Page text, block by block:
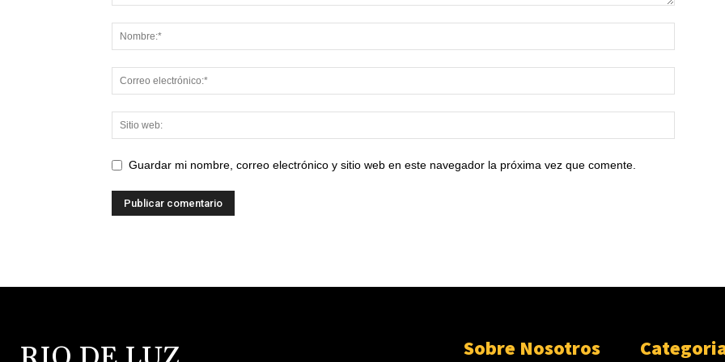
Guardar mi nombre, correo electrónico y sitio web en este navegador la próxima vez que comente.
Sobre Nosotros